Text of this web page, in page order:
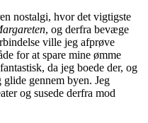
nostalgi, hvor det vigtigste
, og derfra bevæge
ville jeg afprøve
for at spare mine ømme
da jeg boede der, og
gennem byen. Jeg
og susede derfra mod